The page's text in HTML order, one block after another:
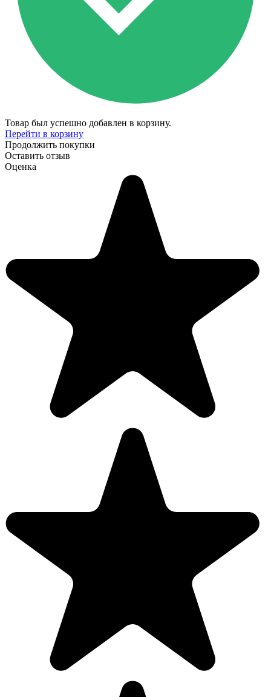
Товар был успешно добавлен в корзину.
Перейти в корзину
Продолжить покупки
Оставить отзыв
Оценка